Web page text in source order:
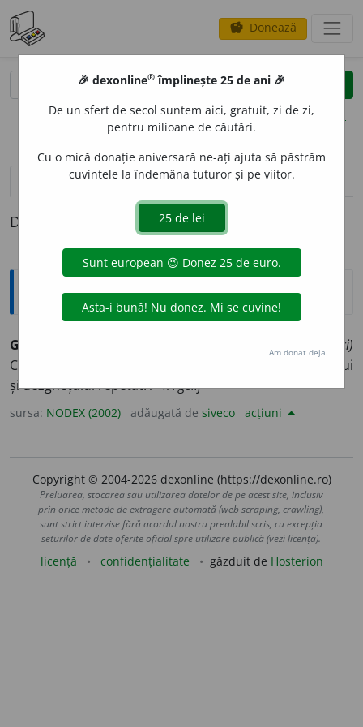
savings Donează
clear
opțiuni
definiții (1)
Definiția cu ID-ul 336085:
Explicative DEX
GEL
(despre materiale de construcție, roci)
Care se dezagregă relativ ușor sub acțiunea înghețului
și dezghețului repetat. /<fr.gélif
sursa: NODEX (2002) adăugată de siveco acțiuni
Copyright © 2004-2026 dexonline (https://dexonline.ro)
Preluarea, stocarea sau utilizarea datelor de pe acest site, inclusiv
prin orice metode de extragere automată (web scraping, crawling),
sunt strict interzise fără acordul nostru prealabil scris, cu excepția
seturilor de date oferite oficial spre utilizare publică (vezi licența).
licență confidențialitate găzduit de Hosterion
🎉 dexonline® împlinește 25 de ani 🎉
De un sfert de secol suntem aici, gratuit, zi de zi,
pentru milioane de căutări.
Cu o mică donație aniversară ne-ați ajuta să păstrăm
cuvintele la îndemâna tuturor și pe viitor.
Am donat deja.